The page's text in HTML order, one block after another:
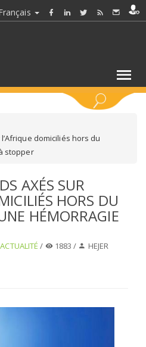
domiciliés hors du
stopper
AXÉS SUR
HORS DU
HÉMORRAGIE
ACTUALITÉ / 1883 / HEJER